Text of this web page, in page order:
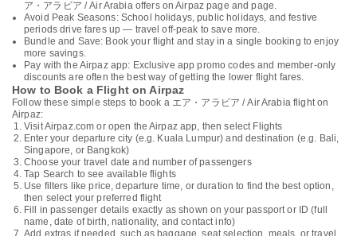
ア・アラビア / Air Arabia offers on Airpaz page and page.
Avoid Peak Seasons: School holidays, public holidays, and festive
periods drive fares up — travel off-peak to save more.
Bundle and Save: Book your flight and stay in a single booking to enjoy
more savings.
Pay with the Airpaz app: Exclusive app promo codes and member-only
discounts are often the best way of getting the lower flight fares.
How to Book a Flight on Airpaz
Follow these simple steps to book a エア・アラビア / Air Arabia flight on
Airpaz:
Visit Airpaz.com or open the Airpaz app, then select Flights
Enter your departure city (e.g. Kuala Lumpur) and destination (e.g. Bali,
Singapore, or Bangkok)
Choose your travel date and number of passengers
Tap Search to see available flights
Use filters like price, departure time, or duration to find the best option,
then select your preferred flight
Fill in passenger details exactly as shown on your passport or ID (full
name, date of birth, nationality, and contact info)
Add extras if needed, such as baggage, seat selection, meals, or travel